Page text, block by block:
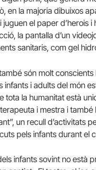
en la majoria dibuixos
el paper d’herois
la pantalla d’un
sanitaris, com gel
són molt
infants i adults del món
tota la humanitat està
i mestra i
un recull d’activitats
pels infants durant el
infants sovint no està